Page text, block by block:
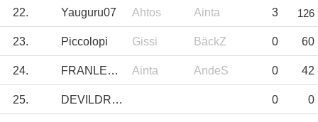
22. Yauguru07 Ahtos Ainta 3 126
23. Piccolopi Gissi BäckZ 0 60
24. FRANLEGIDOS Ainta AndeS 0 42
25. DEVILDRIVER 0 0